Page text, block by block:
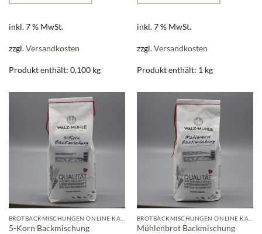
inkl. 7 % MwSt.
zzgl.Versandkosten
Produkt enthält: 0,100 kg
inkl. 7 % MwSt.
zzgl.Versandkosten
Produkt enthält: 1 kg
5-Korn Backmischung
Mühlenbrot Backmischung